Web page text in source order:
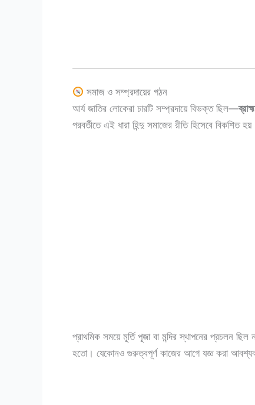
সমাজ ও সম্প্রদায়ের গঠন
আর্য জাতির লোকেরা চারটি সম্প্রদায়ে বিভক্ত ছিল—
পরবর্তীতে এই ধারা হিন্দু সমাজের রীতি হিসেবে বিকশিত
প্রাথমিক সময়ে মূর্তি পূজা বা মন্দির স্থাপনের প্রচলন
হতো। যেকোনও গুরুত্বপূর্ণ কাজের আগে যজ্ঞ করা